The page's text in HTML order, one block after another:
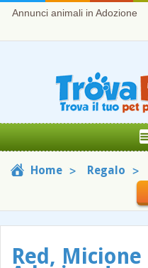
Annunci animali in Adozione
Home Regalo
Red, Micione